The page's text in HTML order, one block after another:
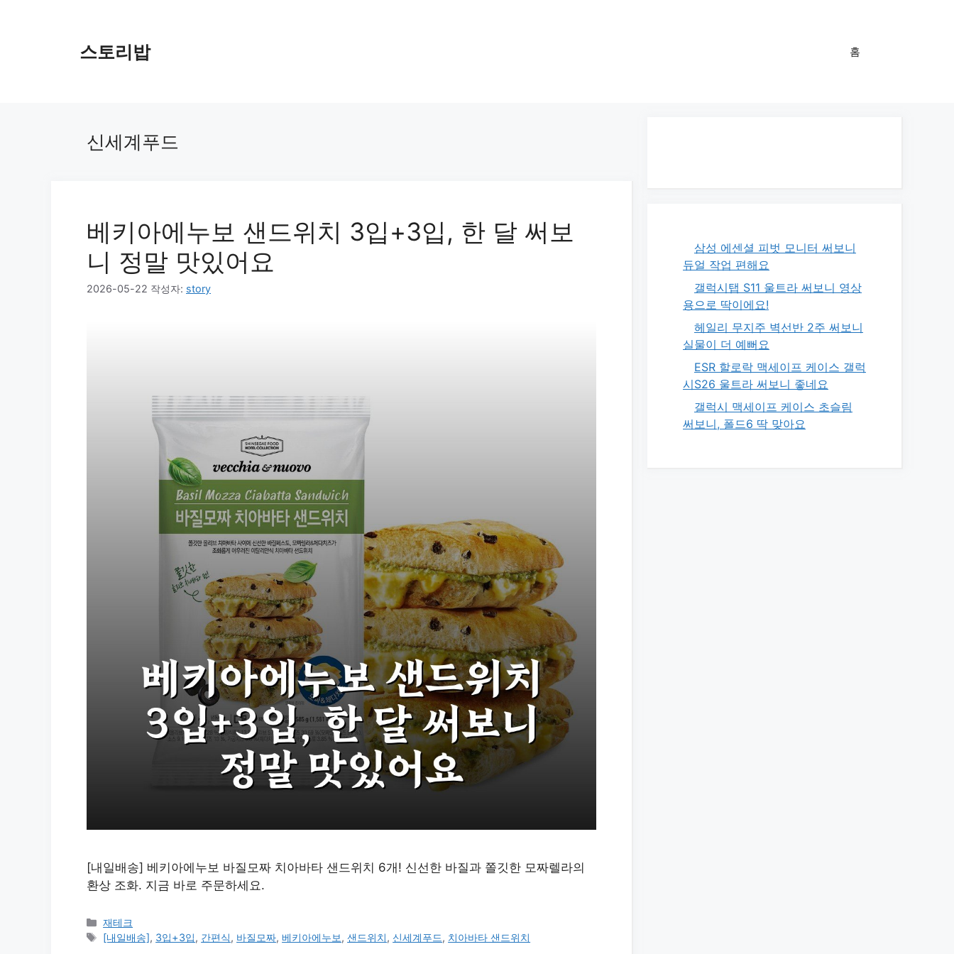
스토리밥 홈
신세계푸드
베키아에누보 샌드위치 3입+3입, 한 달 써보
니 정말 맛있어요
2026-05-22 작성자: story
[내일배송] 베키아에누보 바질모짜 치아바타 샌드위치 6개! 신선한 바질과 쫄깃한 모짜렐라의
환상 조화. 지금 바로 주문하세요.
카
테
재테크
태
[내일배송], 3입+3입, 간편식, 바질모짜,베키아에누보,샌드위치, 신세계푸드, 치아바타 샌드위치
삼성 에센셜 피벗 모니터 써보니
듀얼 작업 편해요
갤럭시탭 S11 울트라 써보니 영상
용으로 딱이에요!
헤일리 무지주 벽선반 2주 써보니
실물이 더 예뻐요
ESR 할로락 맥세이프 케이스 갤럭
시S26 울트라 써보니 좋네요
갤럭시 맥세이프 케이스 초슬림
써보니, 폴드6 딱 맞아요